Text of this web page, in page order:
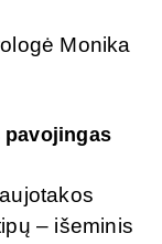
Monika
– išeminis